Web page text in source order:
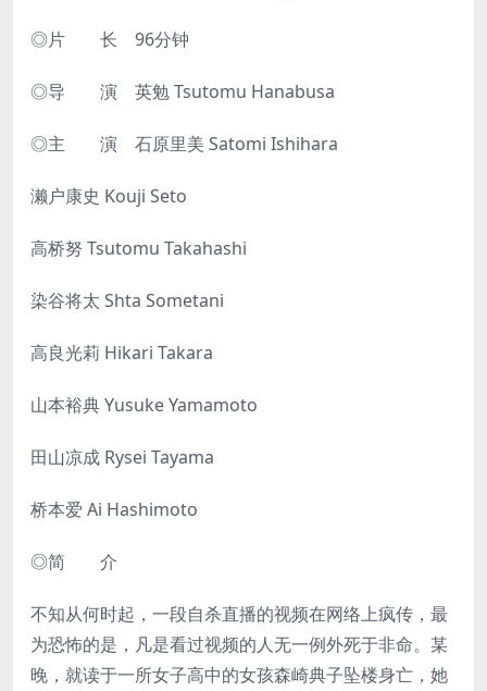
◎片 长 96分钟
◎导 演 英勉 Tsutomu Hanabusa
◎主 演 石原里美 Satomi Ishihara
濑户康史 Kouji Seto
高桥努 Tsutomu Takahashi
染谷将太 Shta Sometani
高良光莉 Hikari Takara
山本裕典 Yusuke Yamamoto
田山凉成 Rysei Tayama
桥本爱 Ai Hashimoto
◎简 介
不知从何时起，一段自杀直播的视频在网络上疯传，最
为恐怖的是，凡是看过视频的人无一例外死于非命。某
晚，就读于一所女子高中的女孩森崎典子坠楼身亡，她